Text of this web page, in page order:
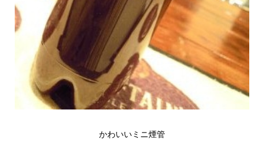
かわいいミニ煙管